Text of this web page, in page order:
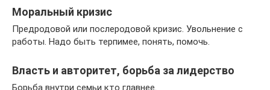
Моральный кризис
Предродовой или послеродовой кризис. Увольнение с
работы. Надо быть терпимее, понять, помочь.
Власть и авторитет, борьба за лидерство
Борьба внутри семьи кто главнее.